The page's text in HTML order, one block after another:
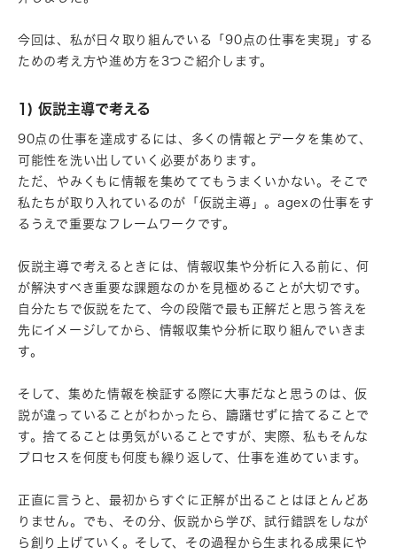
今回は、私が日々取り組んでいる「90点の仕事を実現」する
ための考え方や進め方を3つご紹介します。
1) 仮説主導で考える
90点の仕事を達成するには、多くの情報とデータを集めて、
可能性を洗い出していく必要があります。
ただ、やみくもに情報を集めててもうまくいかない。そこで
私たちが取り入れているのが「仮説主導」。agexの仕事をす
るうえで重要なフレームワークです。
仮説主導で考えるときには、情報収集や分析に入る前に、何
が解決すべき重要な課題なのかを見極めることが大切です。
自分たちで仮説をたて、今の段階で最も正解だと思う答えを
先にイメージしてから、情報収集や分析に取り組んでいきま
す。
そして、集めた情報を検証する際に大事だなと思うのは、仮
説が違っていることがわかったら、躊躇せずに捨てることで
す。捨てることは勇気がいることですが、実際、私もそんな
プロセスを何度も何度も繰り返して、仕事を進めています。
正直に言うと、最初からすぐに正解が出ることはほとんどあ
りません。でも、その分、仮説から学び、試行錯誤をしなが
ら創り上げていく。そして、その過程から生まれる成果にや